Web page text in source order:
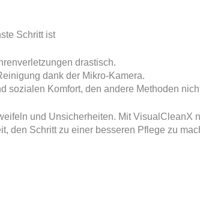
Schritt ist
drastisch.
dank der Mikro-Kamera.
sozialen Komfort, den andere Methoden
und Unsicherheiten. Mit VisualCleanX
den Schritt zu einer besseren Pflege zu